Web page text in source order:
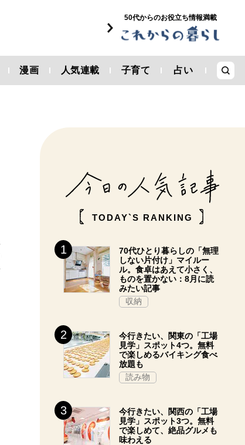
50代からのお役立ち情報満載
漫画 人気連載 子育て 占い
TODAY`S RANKING
70代ひとり暮らしの「無理
しない片付け」マイルー
ル。食卓はあえて小さく、
ものを置かない：8月に読
みたい記事
収納
今行きたい、関東の「工場
見学」スポット4つ。無料
で楽しめるバイキング食べ
放題も
読み物
今行きたい、関西の「工場
見学」スポット3つ。無料
で楽しめて、絶品グルメも
味わえる